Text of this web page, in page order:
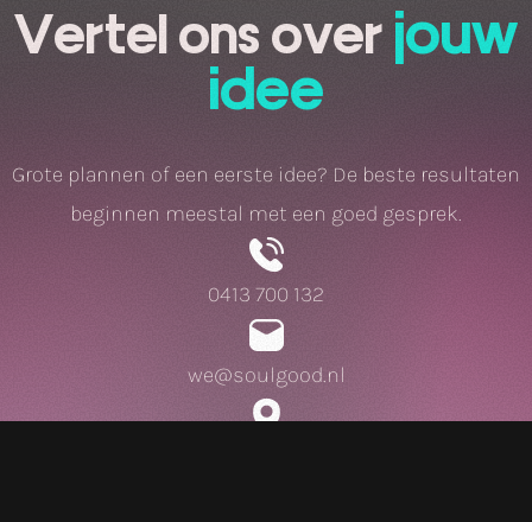
Vertel ons over jouw
idee
Grote plannen of een eerste idee? De beste resultaten
beginnen meestal met een goed gesprek.
0413 700 132
we@soulgood.nl